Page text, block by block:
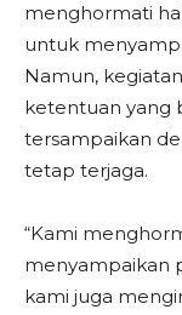
menghormati
untuk
Namun,
ketentuan yang
tersampaikan
tetap terjaga.
“Kami
menyampaikan
kami juga